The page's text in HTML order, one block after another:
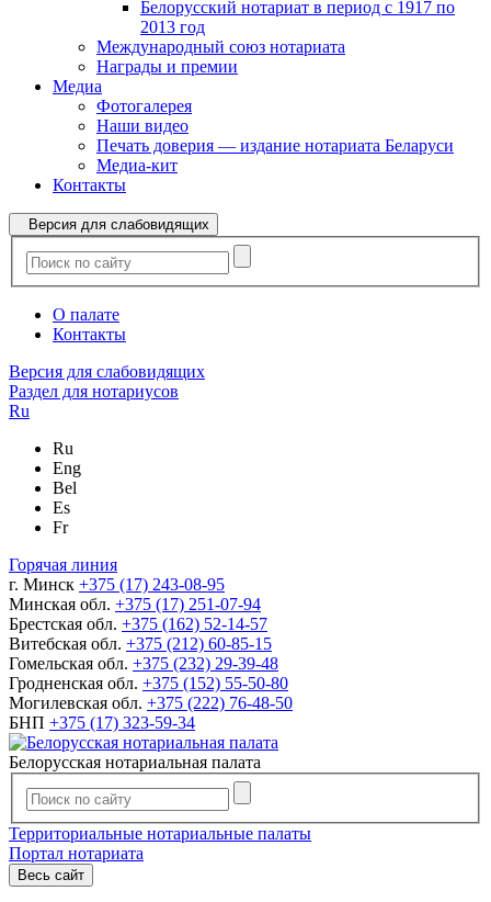
Белорусский нотариат в период с 1917 по
2013 год
Международный союз нотариата
Награды и премии
Медиа
Фотогалерея
Наши видео
Печать доверия — издание нотариата Беларуси
Медиа-кит
Контакты
Версия для слабовидящих
О палате
Контакты
Версия для слабовидящих
Раздел для нотариусов
Ru
Ru
Eng
Bel
Es
Fr
Горячая линия
г. Минск +375 (17) 243-08-95
Минская обл. +375 (17) 251-07-94
Брестская обл. +375 (162) 52-14-57
Витебская обл. +375 (212) 60-85-15
Гомельская обл. +375 (232) 29-39-48
Гродненская обл. +375 (152) 55-50-80
Могилевская обл. +375 (222) 76-48-50
БНП +375 (17) 323-59-34
Белорусская нотариальная палата
Территориальные нотариальные палаты
Портал нотариата
Весь сайт